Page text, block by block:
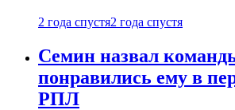
2 года спустя2 года спустя
Семин назвал
понравились ему в
РПЛ